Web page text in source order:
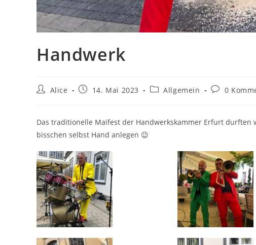
Handwerk
Beitrags-
Alice
Beitrag14. Mai 2023
Beitrags-
Allgemein
Beitrags-
0
Das traditionelle Maifest der Handwerkskammer Erfurt
bisschen selbst Hand anlegen 😉